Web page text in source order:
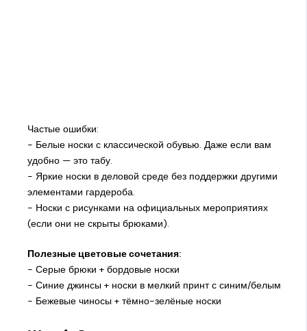
Частые ошибки:
- Белые носки с классической обувью. Даже если вам
удобно — это табу.
- Яркие носки в деловой среде без поддержки другими
элементами гардероба.
- Носки с рисунками на официальных мероприятиях
(если они не скрыты брюками).
Полезные цветовые сочетания:
- Серые брюки + бордовые носки
- Синие джинсы + носки в мелкий принт с синим/белым
- Бежевые чиносы + тёмно-зелёные носки